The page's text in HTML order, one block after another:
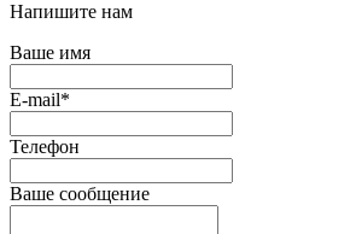
Напишите нам
Ваше имя
E-mail*
Телефон
Ваше сообщение